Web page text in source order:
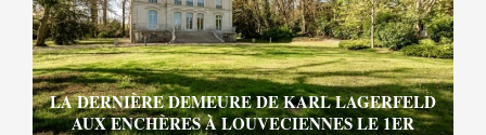
LA DERNIÈRE DEMEURE DE KARL LAGERFELD
AUX ENCHÈRES À LOUVECIENNES LE 1ER